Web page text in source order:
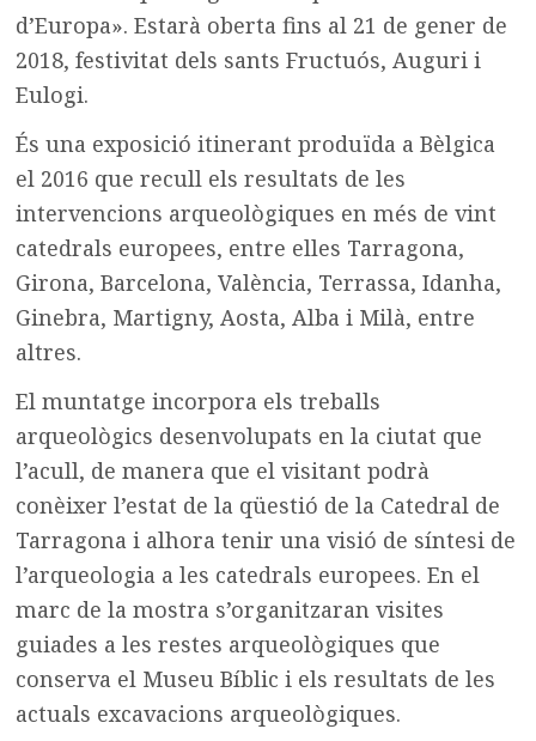
d’Europa». Estarà oberta fins al 21 de gener de
2018, festivitat dels sants Fructuós, Auguri i
Eulogi.
És una exposició itinerant produïda a Bèlgica
el 2016 que recull els resultats de les
intervencions arqueològiques en més de vint
catedrals europees, entre elles Tarragona,
Girona, Barcelona, València, Terrassa, Idanha,
Ginebra, Martigny, Aosta, Alba i Milà, entre
altres.
El muntatge incorpora els treballs
arqueològics desenvolupats en la ciutat que
l’acull, de manera que el visitant podrà
conèixer l’estat de la qüestió de la Catedral de
Tarragona i alhora tenir una visió de síntesi de
l’arqueologia a les catedrals europees. En el
marc de la mostra s’organitzaran visites
guiades a les restes arqueològiques que
conserva el Museu Bíblic i els resultats de les
actuals excavacions arqueològiques.